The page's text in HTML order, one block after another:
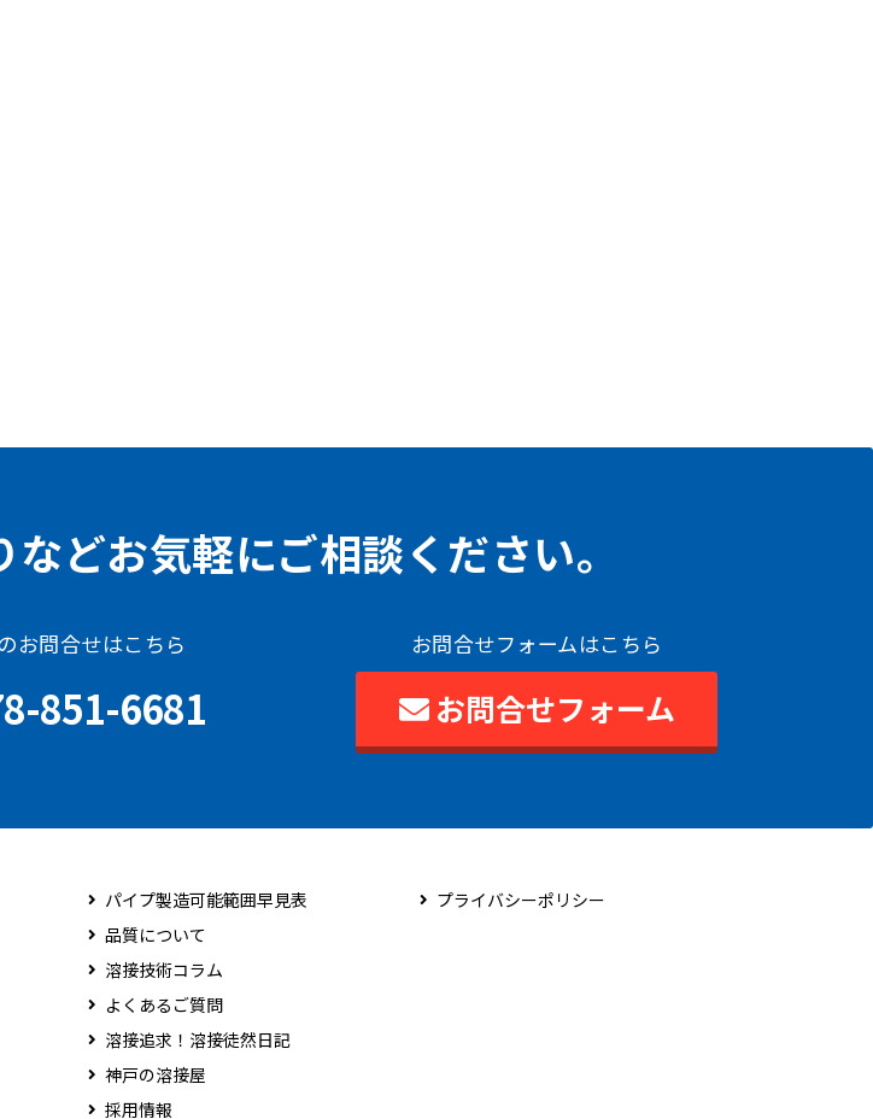
どお気軽にご相談ください。
お問合せはこちら
851-6681
お問合せフォームはこちら
お問合せフォーム
パイプ製造可能範囲早見表
品質について
溶接技術コラム
よくあるご質問
溶接追求！溶接徒然日記
神戸の溶接屋
採用情報
プライバシーポリシー